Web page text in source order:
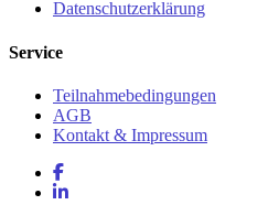
Datenschutzerklärung
Service
Teilnahmebedingungen
AGB
Kontakt & Impressum